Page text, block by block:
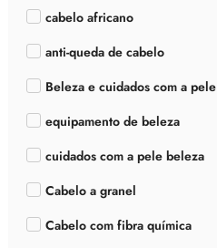
cabelo africano
anti-queda de cabelo
Beleza e cuidados com a pele
equipamento de beleza
cuidados com a pele beleza
Cabelo a granel
Cabelo com fibra química